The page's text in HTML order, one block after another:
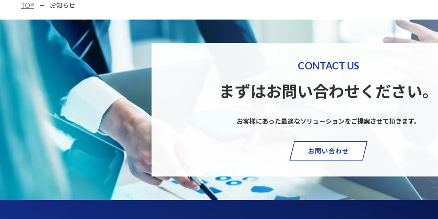
TOP お知らせ
CONTACT US
まずはお問い合わせください。
お客様にあった最適なソリューションをご提案させて頂きます。
お問い合わせ